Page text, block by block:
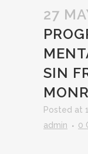
27
SIN
Posted at
admin
0